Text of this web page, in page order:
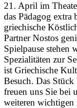
21. April im
das Pädagog extra
griechische
Partner Nostos
Spielpause
Spezialitäten zur
ist Griechische
Besuch. Das
freuen uns Sie bei
weiteren